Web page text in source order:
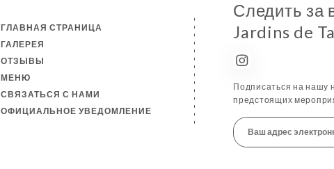
ГЛАВНАЯ СТРАНИЦА
ГАЛЕРЕЯ
ОТЗЫВЫ
МЕНЮ
СВЯЗАТЬСЯ С НАМИ
ОФИЦИАЛЬНОЕ УВЕДОМЛЕНИЕ
Следить за
Jardins de
Подписаться на нашу
предстоящих